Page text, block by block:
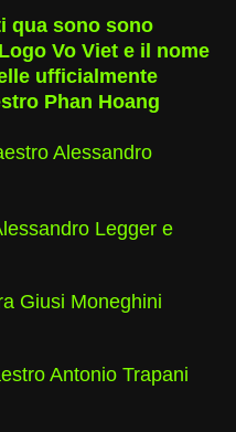
qua sono sono
Vo Viet e il nome
ufficialmente
Phan Hoang
Alessandro
Legger e
Giusi Moneghini
Antonio Trapani